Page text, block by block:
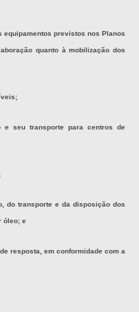
previstos nos Planos
quanto à mobilização dos
e seu transporte para centros de
do transporte e da disposição dos
óleo; e
resposta, em conformidade com a